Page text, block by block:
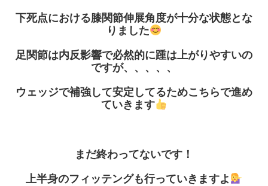
下死点における膝関節伸展角度が十分な状態とな
りました
足関節は内反影響で必然的に踵は上がりやすいの
ですが、、、、、
ウェッジで補強して安定してるためこちらで進め
ていきます
まだ終わってないです！
上半身のフィッテングも行っていきますよ